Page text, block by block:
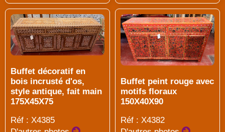
Buffet décoratif en
bois incrusté d'os,
style antique, fait main
175X45X75
Réf : X4385
Buffet peint rouge avec
motifs floraux
150X40X90
Réf : X4382